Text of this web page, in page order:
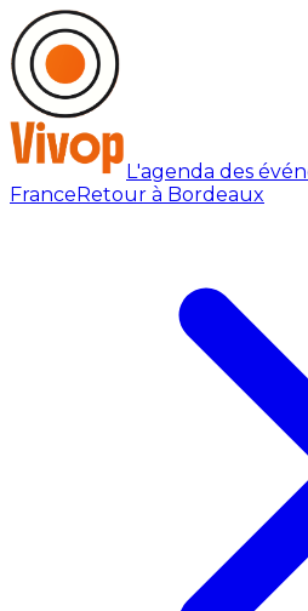
L'agenda des
FranceRetour à Bordeaux